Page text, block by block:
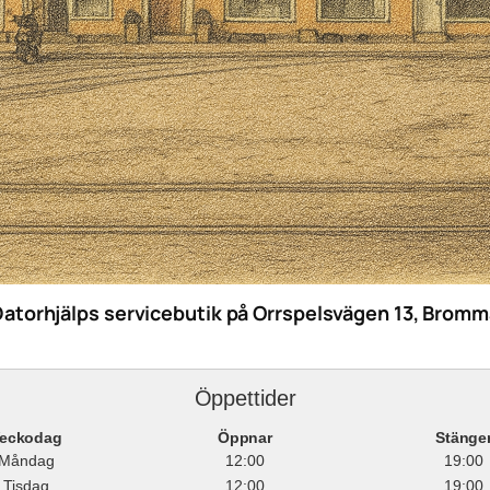
servicebutik på Orrspelsvägen 13,
Öppettider
Öppnar
12:00
19:00
Tisdag
12:00 19:00